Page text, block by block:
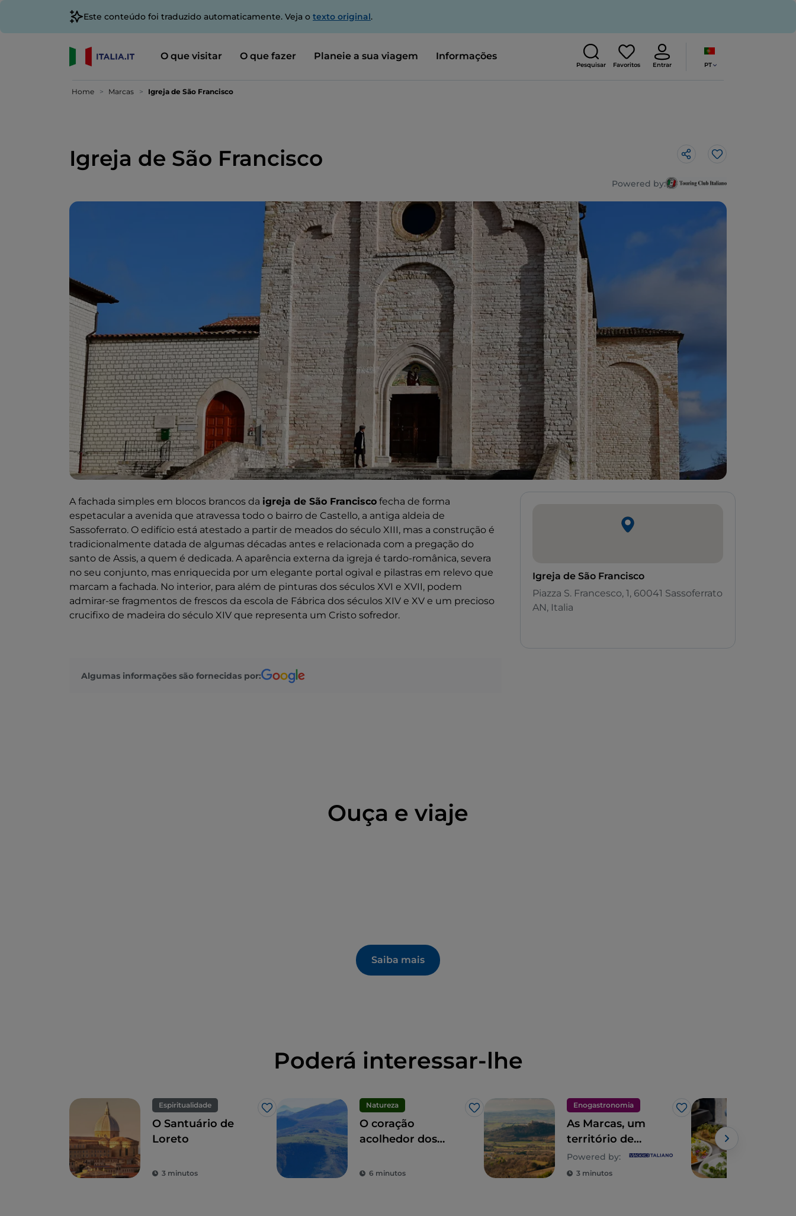
Este conteúdo foi traduzido automaticamente. Veja o texto original.
O que visitar O que fazer Planeie a sua viagem Informações
Pesquisar Favoritos Entrar PT
Home Marcas Igreja de São Francisco
Igreja de São Francisco Gosto
Powered by:
A fachada simples em blocos brancos da igreja de São Francisco fecha de forma
espetacular a avenida que atravessa todo o bairro de Castello, a antiga aldeia de
Sassoferrato. O edifício está atestado a partir de meados do século XIII, mas a construção é
tradicionalmente datada de algumas décadas antes e relacionada com a pregação do
santo de Assis, a quem é dedicada. A aparência externa da igreja é tardo-românica, severa
no seu conjunto, mas enriquecida por um elegante portal ogival e pilastras em relevo que
marcam a fachada. No interior, para além de pinturas dos séculos XVI e XVII, podem
admirar-se fragmentos de frescos da escola de Fábrica dos séculos XIV e XV e um precioso
crucifixo de madeira do século XIV que representa um Cristo sofredor.
Algumas informações são fornecidas por:
Igreja de São Francisco
Piazza S. Francesco, 1, 60041 Sassoferrato
AN, Italia
Ouça e viaje
Saiba mais
Poderá interessar-lhe
Espiritualidade
Gosto
O Santuário de
Loreto
3 minutos
Natureza
Gosto
O coração
acolhedor dos
municípios das
6 minutos
Enogastronomia
Gosto
As Marcas, um
território de
produtos
requintados para
Powered by:
3 minutos